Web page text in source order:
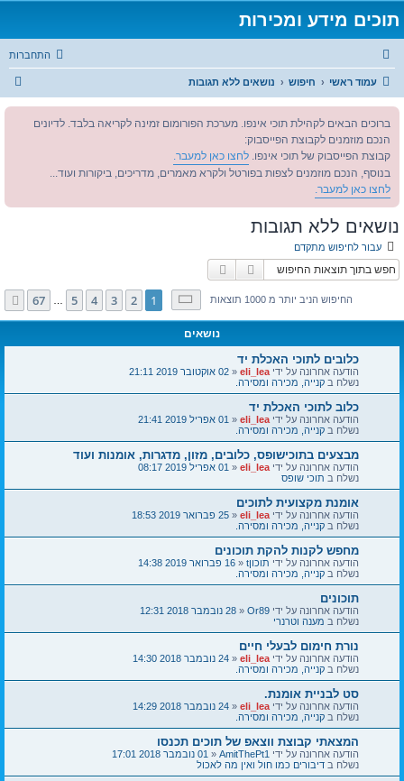
תוכים מידע ומכירות
התחברות
עמוד ראשי חיפוש נושאים ללא תגובות
ברוכים הבאים לקהילת תוכי אינפו. מערכת הפורומום זמינה לקריאה בלבד. לדיונים
הנכם מוזמנים לקבוצת הפייסבוק:
קבוצת הפייסבוק של תוכי אינפו. לחצו כאן למעבר.
בנוסף, הנכם מוזמנים לצפות בפורטל ולקרא מאמרים, מדריכים, ביקורות ועוד...
לחצו כאן למעבר.
נושאים ללא תגובות
עבור לחיפוש מתקדם
חיפוש
החיפוש הניב יותר מ 1000 תוצאות דף1מתוך67
1
2
3
4
5
67 הבא
נושאים
כלובים לתוכי האכלת יד
הודעה אחרונה על ידי eli_lea
«02 אוקטובר 2019 21:11
נשלח בקנייה, מכירה ומסירה.
כלוב לתוכי האכלת יד
הודעה אחרונה על ידי eli_lea
«01 אפריל 2019 21:41
נשלח בקנייה, מכירה ומסירה.
מבצעים בתוכישופס, כלובים, מזון, מדגרות, אומנות ועוד
הודעה אחרונה על ידי eli_lea
«01 אפריל 2019 08:17
נשלח בתוכי שופס
אומנת מקצועית לתוכים
הודעה אחרונה על ידי eli_lea
«25 פברואר 2019 18:53
נשלח בקנייה, מכירה ומסירה.
מחפש לקנות להקת תוכונים
הודעה אחרונה על ידי תוכוןt «16 פברואר 2019 14:38
נשלח בקנייה, מכירה ומסירה.
תוכונים
הודעה אחרונה על ידי Or89
«28 נובמבר 2018 12:31
נשלח במענה וטרנרי
נורת חימום לבעלי חיים
הודעה אחרונה על ידי eli_lea
«24 נובמבר 2018 14:30
נשלח בקנייה, מכירה ומסירה.
סט לבניית אומנת.
הודעה אחרונה על ידי eli_lea
«24 נובמבר 2018 14:29
נשלח בקנייה, מכירה ומסירה.
המצאתי קבוצת ווצאפ של תוכים תכנסו
הודעה אחרונה על ידי AmitThePt1
«01 נובמבר 2018 17:01
נשלח בדיבורים כמו חול ואין מה לאכול